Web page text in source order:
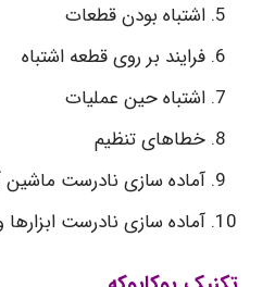
اشتباه بودن قطعات
فرایند بر روی قطعه اشتباه
اشتباه حین عملیات
خطاهای تنظیم
آماده ­سازی نادرست ماشین­
آماده­ سازی نادرست ابزارها